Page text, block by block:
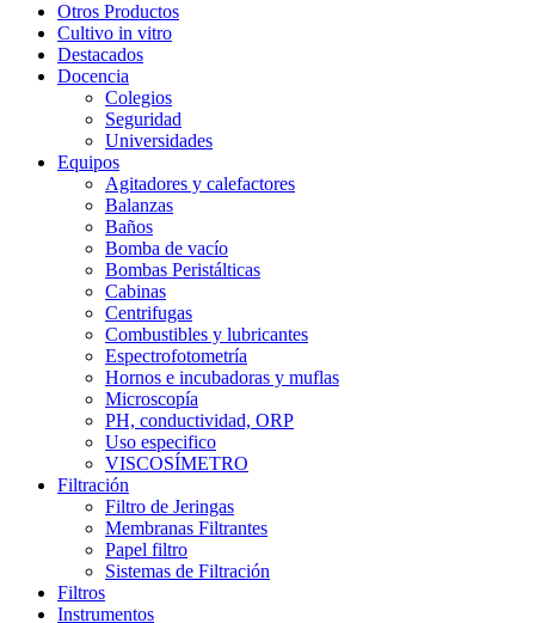
Otros Productos
Cultivo in vitro
Destacados
Docencia
Colegios
Seguridad
Universidades
Equipos
Agitadores y calefactores
Balanzas
Baños
Bomba de vacío
Bombas Peristálticas
Cabinas
Centrifugas
Combustibles y lubricantes
Espectrofotometría
Hornos e incubadoras y muflas
Microscopía
PH, conductividad, ORP
Uso especifico
VISCOSÍMETRO
Filtración
Filtro de Jeringas
Membranas Filtrantes
Papel filtro
Sistemas de Filtración
Filtros
Instrumentos